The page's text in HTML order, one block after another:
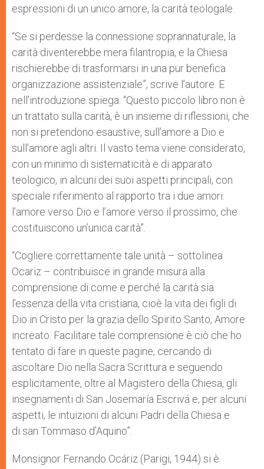
espressioni di un unico amore, la carità teologale.
“Se si perdesse la connessione soprannaturale, la
carità diventerebbe mera filantropia, e la Chiesa
rischierebbe di trasformarsi in una pur benefica
organizzazione assistenziale”, scrive l’autore. E
nell’introduzione spiega: “Questo piccolo libro non è
un trattato sulla carità, è un insieme di riflessioni, che
non si pretendono esaustive, sull’amore a Dio e
sull’amore agli altri. Il vasto tema viene considerato,
con un minimo di sistematicità e di apparato
teologico, in alcuni dei suoi aspetti principali, con
speciale riferimento al rapporto tra i due amori:
l’amore verso Dio e l’amore verso il prossimo, che
costituiscono un’unica carità”.
“Cogliere correttamente tale unità – sottolinea
Ocariz – contribuisce in grande misura alla
comprensione di come e perché la carità sia
l’essenza della vita cristiana, cioè la vita dei figli di
Dio in Cristo per la grazia dello Spirito Santo, Amore
increato. Facilitare tale comprensione è ciò che ho
tentato di fare in queste pagine, cercando di
ascoltare Dio nella Sacra Scrittura e seguendo
esplicitamente, oltre al Magistero della Chiesa, gli
insegnamenti di San Josemaría Escrivá e, per alcuni
aspetti, le intuizioni di alcuni Padri della Chiesa e
di san Tommaso d’Aquino”.
Monsignor Fernando Ocáriz (Parigi, 1944) si è